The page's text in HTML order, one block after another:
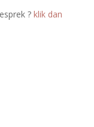
­­? klik dan